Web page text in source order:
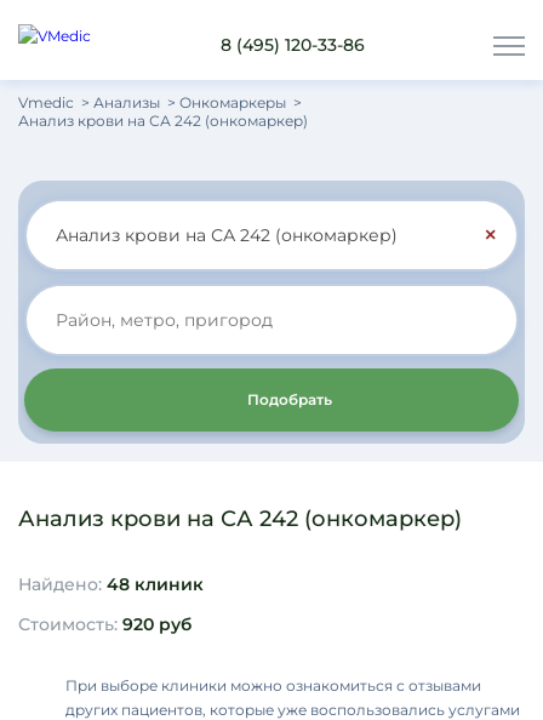
8 (495) 120-33-86
Vmedic Анализы
Онкомаркеры
Анализ крови на СА 242 (онкомаркер)
×
Подобрать
Анализ крови на СА 242 (онкомаркер)
Найдено: 48 клиник
Стоимость: 920 руб
При выборе клиники можно ознакомиться с отзывами
других пациентов, которые уже воспользовались услугами